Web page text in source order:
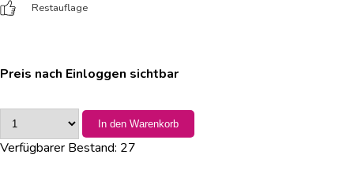
Restauflage
Preis nach Einloggen sichtbar
In den Warenkorb
Verfügbarer Bestand: 27